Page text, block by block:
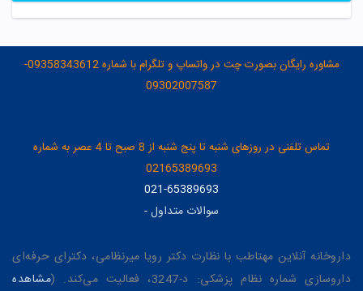
مشاوره رایگان بصورت چت در واتساپ و تلگرام با شماره 09358343612-
09302007587
تماس تلفنی در روزهای شنبه تا پنج شنبه از 8 صبح تا 4 عصر به شماره
02165389693
021-65389693
سوالات متداول-
داروخانه آنلاین مهتاطب با نظارت دکتر رویا میرنظامی، دکترای حرفه‌ای
داروسازی شماره نظام پزشکی: د-3247، فعالیت می‌کند. (
مشاهده